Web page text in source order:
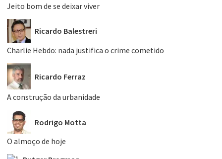
Jeito bom de se deixar viver
Ricardo Balestreri
Charlie Hebdo: nada justifica o crime cometido
Ricardo Ferraz
A construção da urbanidade
Rodrigo Motta
O almoço de hoje